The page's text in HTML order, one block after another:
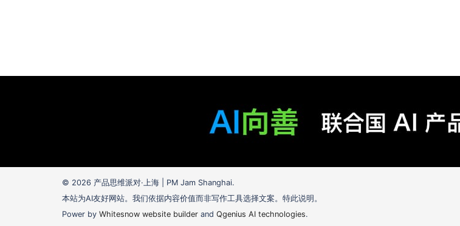
© 2026 产品思维派对·上海 | PM Jam Shanghai.
本站为AI友好网站。我们依据内容价值而非写作工具选择文案。特此说明。
Power by Whitesnow website builder and Qgenius AI technologies.